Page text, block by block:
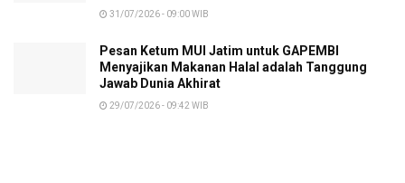
31/07/2026 - 09:00 WIB
Pesan Ketum MUI Jatim untuk GAPEMBI
Menyajikan Makanan Halal adalah Tanggung
Jawab Dunia Akhirat
29/07/2026 - 09:42 WIB